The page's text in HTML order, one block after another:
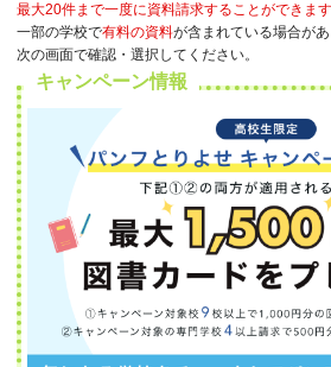
最大20件まで一度に資料請求することができます
一部の学校で有料の資料が含まれている場合があ
次の画面で確認・選択してください。
キャンペーン情報